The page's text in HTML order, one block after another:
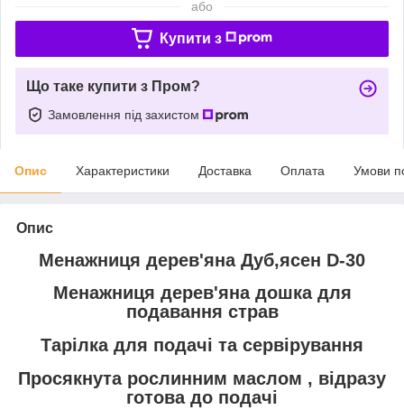
або
Купити з
Що таке купити з Пром?
Замовлення під захистом
Опис Характеристики Доставка Оплата Умови
Опис
Менажниця дерев'яна Дуб,ясен D-30
Менажниця дерев'яна дошка для
подавання страв
Тарілка для подачі та сервірування
Просякнута рослинним маслом , відразу
готова до подачі